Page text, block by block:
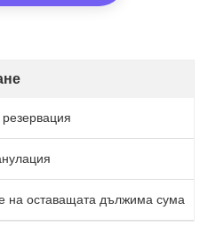
на оставащата дължима сума